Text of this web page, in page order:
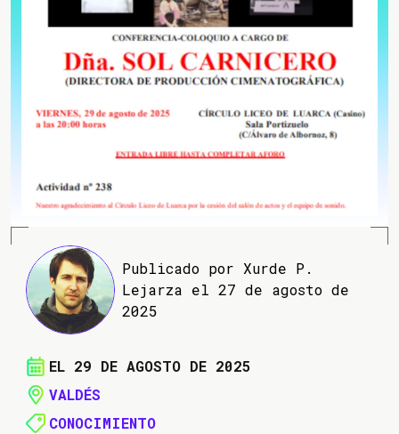
Publicado por Xurde P.
Lejarza el 27 de agosto de
2025
EL 29 DE AGOSTO DE 2025
VALDÉS
CONOCIMIENTO